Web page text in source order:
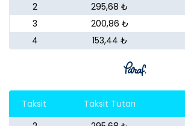
2
295,68 ₺
3
200,86 ₺
4
153,44 ₺
Taksit Taksit Tutarı